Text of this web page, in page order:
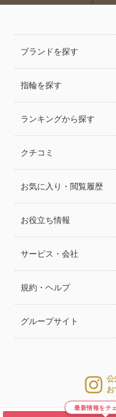
最新情報をチ
ブランドを探す
指輪を探す
ランキングから探す
クチコミ
お気に入り・閲覧履歴
お役立ち情報
サービス・会社
規約・ヘルプ
グループサイト
公
お